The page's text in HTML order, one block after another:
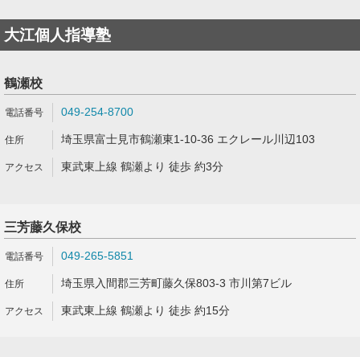
大江個人指導塾
鶴瀬校
049-254-8700
埼玉県富士見市鶴瀬東1-10-36 エクレール川辺103
東武東上線 鶴瀬より 徒歩 約3分
三芳藤久保校
049-265-5851
埼玉県入間郡三芳町藤久保803-3 市川第7ビル
東武東上線 鶴瀬より 徒歩 約15分